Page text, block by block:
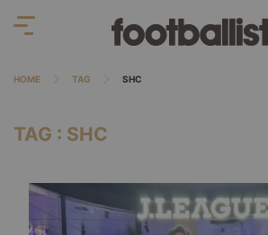
HOME TAG SHC
TAG : SHC